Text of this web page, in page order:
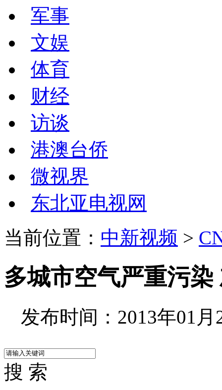
军事
文娱
体育
财经
访谈
港澳台侨
微视界
东北亚电视网
当前位置： 中新视频 >
多城市空气严重污
发布时间：2013年01月
搜 索